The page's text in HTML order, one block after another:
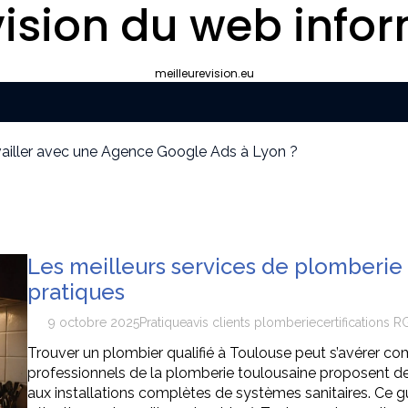
du web
meilleurevision.eu
avec une Agence Google Ads à Lyon ?
de survie
idéal pour votre convention annuelle
la protection de vos biens et de vos proches ?
Les meilleurs services de
pratiques
9 octobre 2025Pratiqueavis clients plomberiecertifications
Trouver un plombier qualifié à Toulouse peut s’avérer
professionnels de la plomberie toulousaine proposent
aux installations complètes de systèmes sanitaires. Ce